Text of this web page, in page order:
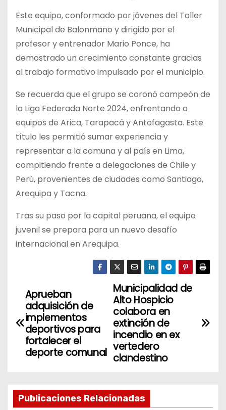
Este equipo, conformado por jóvenes del Taller
Municipal de Balonmano y dirigido por el
profesor y entrenador Mario Ponce, ha
demostrado un crecimiento constante gracias
al trabajo formativo impulsado por el municipio.
Se recuerda que el grupo se coronó campeón de
la Liga Federada Norte 2024, enfrentando a
equipos de Arica, Tarapacá y Antofagasta. Este
título les permitió sumar experiencia y
representar a la comuna y al país en Lima,
compitiendo frente a delegaciones de Chile y
Perú, provenientes de ciudades como Santiago,
Arequipa y Tacna.
Tras su paso por la capital peruana, el equipo
juvenil se prepara para un nuevo desafío
internacional en Arequipa.
N
a
a
Municipalidad de
Alto Hospicio
colabora en
extinción de
incendio en ex
vertedero
clandestino
Aprueban
adquisición de
implementos
deportivos para
fortalecer el
deporte comunal
Publicaciones Relacionadas